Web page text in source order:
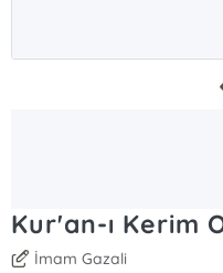
Kur'an-ı Kerim
İmam Gazali